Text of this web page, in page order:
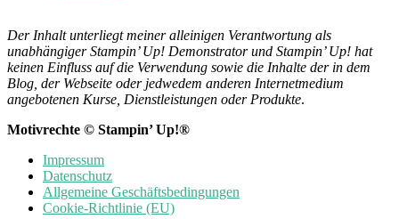
Der Inhalt unterliegt meiner alleinigen Verantwortung als
unabhängiger Stampin’ Up! Demonstrator und Stampin’ Up! hat
keinen Einfluss auf die Verwendung sowie die Inhalte der in dem
Blog, der Webseite oder jedwedem anderen Internetmedium
angebotenen Kurse, Dienstleistungen oder Produkte.
Motivrechte © Stampin’ Up!®
Impressum
Datenschutz
Allgemeine Geschäftsbedingungen
Cookie-Richtlinie (EU)